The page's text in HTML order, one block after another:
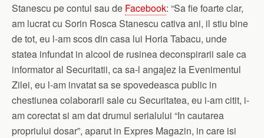
Stanescu pe contul sau de Facebook: “Sa fie foarte clar,
am lucrat cu Sorin Rosca Stanescu cativa ani, il stiu bine
de tot, eu l-am scos din casa lui Horia Tabacu, unde
statea infundat in alcool de rusinea deconspirarii sale ca
informator al Securitatii, ca sa-l angajez la Evenimentul
Zilei, eu l-am invatat sa se spovedeasca public in
chestiunea colaborarii sale cu Securitatea, eu i-am citit, i-
am corectat si am dat drumul serialului “In cautarea
propriului dosar”, aparut in Expres Magazin, in care isi